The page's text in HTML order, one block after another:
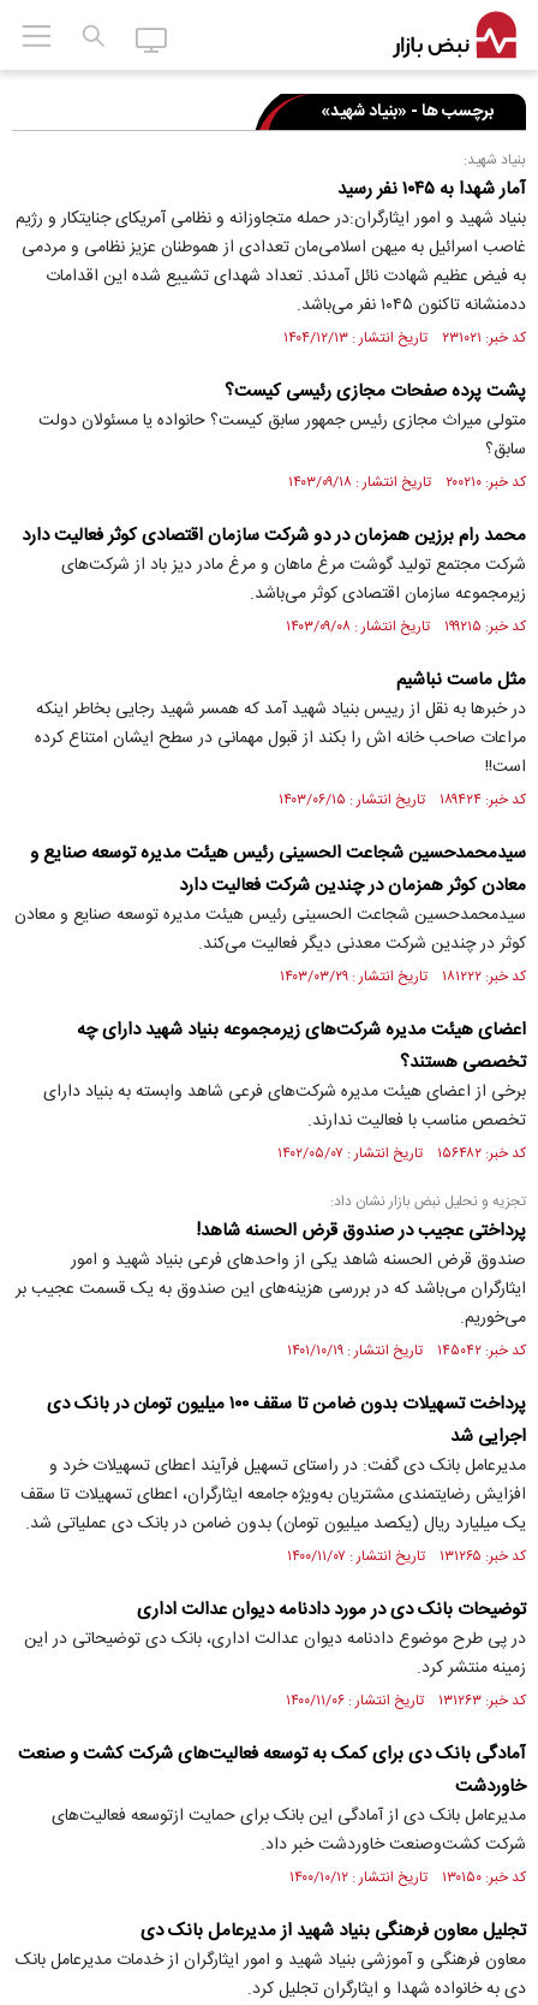
برچسب ها - «بنیاد شهید»
بنیاد شهید:
آمار شهدا به ۱۰۴۵ نفر رسید
بنیاد شهید و امور ایثارگران:در حمله متجاوزانه و نظامی آمریکای جنایتکار و رژیم
غاصب اسرائیل به میهن اسلامی‌مان تعدادی از هموطنان عزیز نظامی و مردمی
به فیض عظیم شهادت نائل آمدند. تعداد شهدای تشییع شده این اقدامات
ددمنشانه تاکنون ۱۰۴۵ نفر می‌باشد.
کد خبر: ۲۳۱۰۲۱ تاریخ انتشار : ۱۴۰۴/۱۲/۱۳
پشت پرده صفحات مجازی رئیسی کیست؟
متولی میراث مجازی رئیس جمهور سابق کیست؟ حانواده یا مسئولان دولت
سابق؟
کد خبر: ۲۰۰۲۱۰ تاریخ انتشار : ۱۴۰۳/۰۹/۱۸
محمد رام برزین همزمان در دو شرکت سازمان اقتصادی کوثر فعالیت دارد
شرکت مجتمع تولید گوشت مرغ ماهان و مرغ مادر دیز باد از شرکت‌های
زیرمجموعه سازمان اقتصادی کوثر می‌باشد.
کد خبر: ۱۹۹۲۱۵ تاریخ انتشار : ۱۴۰۳/۰۹/۰۸
مثل ماست نباشیم
در خبرها به نقل از رییس بنیاد شهید آمد که همسر شهید رجایی بخاطر اینکه
مراعات صاحب خانه اش را بکند از قبول مهمانی در سطح ایشان امتناع کرده
است!!
کد خبر: ۱۸۹۴۲۴ تاریخ انتشار : ۱۴۰۳/۰۶/۱۵
سيدمحمدحسين شجاعت الحسينی رئیس هیئت مدیره توسعه صنايع و
معادن کوثر همزمان در چندین شرکت فعالیت دارد
سیدمحمدحسین شجاعت الحسینی رئیس هیئت مدیره توسعه صنایع و معادن
کوثر در چندین شرکت معدنی دیگر فعالیت می‌کند.
کد خبر: ۱۸۱۲۲۲ تاریخ انتشار : ۱۴۰۳/۰۳/۲۹
اعضای هیئت مدیره شرکت‌های زیرمجموعه بنیاد شهید دارای چه
تخصصی هستند؟
برخی از اعضای هیئت مدیره شرکت‌های فرعی شاهد وابسته به بنیاد دارای
تخصص مناسب با فعالیت ندارند.
کد خبر: ۱۵۶۴۸۲ تاریخ انتشار : ۱۴۰۲/۰۵/۰۷
تجزیه و نحلیل نبض بازار نشان داد:
پرداختی عجیب در صندوق قرض الحسنه شاهد!
صندوق قرض الحسنه شاهد یکی از واحد‌های فرعی بنیاد شهید و امور
ایثارگران می‌باشد که در بررسی هزینه‌های این صندوق به یک قسمت عجیب بر
می‌خوریم.
کد خبر: ۱۴۵۰۴۲ تاریخ انتشار : ۱۴۰۱/۱۰/۱۹
پرداخت تسهیلات بدون ضامن تا سقف ۱۰۰ میلیون تومان در بانک دی
اجرایی شد
مدیرعامل بانک دی گفت: در راستای تسهیل فرآیند اعطای تسهیلات خرد و
افزایش رضایتمندی مشتریان به‌ویژه جامعه ایثارگران، اعطای تسهیلات تا سقف
یک میلیارد ریال (یکصد میلیون تومان) بدون ضامن در بانک دی عملیاتی شد.
کد خبر: ۱۳۱۲۶۵ تاریخ انتشار : ۱۴۰۰/۱۱/۰۷
توضیحات بانک دی در مورد دادنامه دیوان عدالت اداری
در پی طرح موضوع دادنامه دیوان عدالت اداری، بانک دی توضیحاتی در این
زمینه منتشر کرد.
کد خبر: ۱۳۱۲۶۳ تاریخ انتشار : ۱۴۰۰/۱۱/۰۶
آمادگی بانک دی برای کمک به توسعه فعالیت‌های شرکت کشت و صنعت
خاوردشت
مدیرعامل بانک دی از آمادگی این بانک برای حمایت ازتوسعه فعالیت‌های
شرکت کشت‌وصنعت خاوردشت خبر داد.
کد خبر: ۱۳۰۱۵۰ تاریخ انتشار : ۱۴۰۰/۱۰/۱۲
تجلیل معاون فرهنگی بنیاد شهید از مدیرعامل بانک دی
معاون فرهنگی و آموزشی بنیاد شهید و امور ایثارگران از خدمات مدیرعامل بانک
دی به خانواده شهدا و ایثارگران تجلیل کرد.